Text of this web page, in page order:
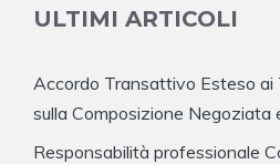
ULTIMI ARTICOLI
Accordo Transattivo Esteso ai
sulla Composizione Negoziata
Responsabilità professionale